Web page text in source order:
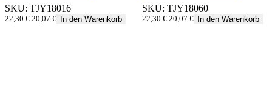
SKU: TJY18016
22,30€ Ursprünglicher
20,07 €Aktueller
In den Warenkorb
SKU: TJY18060
22,30€ Ursprünglicher
20,07 €Aktueller
In den Warenkorb